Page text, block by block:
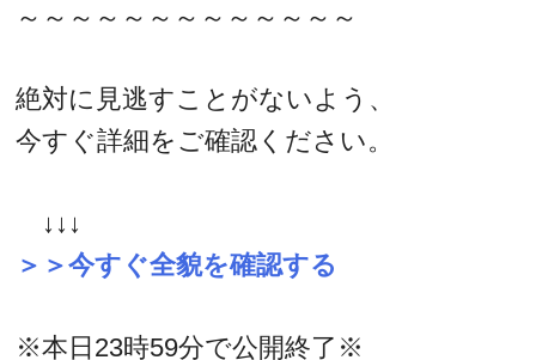
～～～～～～～～～～～～～
絶対に見逃すことがないよう、
今すぐ詳細をご確認ください。
↓↓↓
＞＞今すぐ全貌を確認する
※本日23時59分で公開終了※